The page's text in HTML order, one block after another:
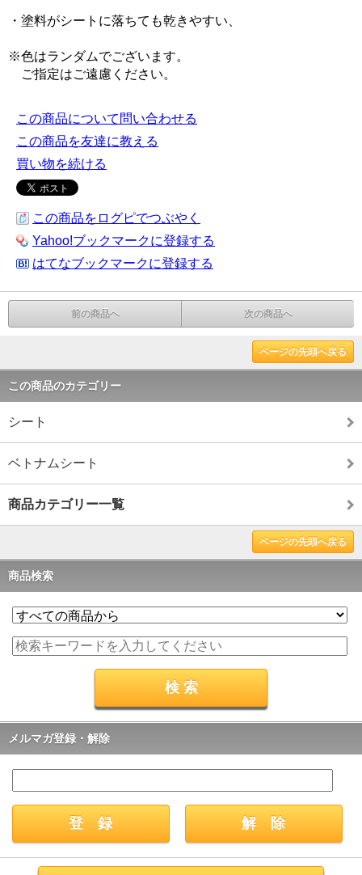
・塗料がシートに落ちても乾きやすい、
※色はランダムでございます。
ご指定はご遠慮ください。
この商品について問い合わせる
この商品を友達に教える
買い物を続ける
この商品をログピでつぶやく
Yahoo!ブックマークに登録する
はてなブックマークに登録する
前の商品へ 次の商品へ
ページの先頭へ戻る
この商品のカテゴリー
シート
ベトナムシート
商品カテゴリー一覧
ページの先頭へ戻る
商品検索
メルマガ登録・解除